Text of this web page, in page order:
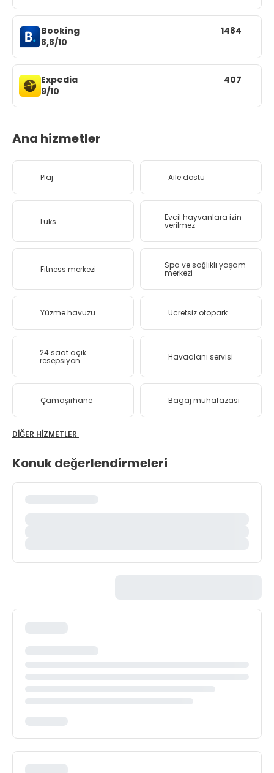
Booking
8,8/10
1484
Expedia
9/10
407
Ana hizmetler
Plaj Aile dostu
Lüks Evcil hayvanlara izin
verilmez
Fitness merkezi Spa ve sağlıklı yaşam
merkezi
Yüzme havuzu Ücretsiz otopark
24 saat açık
resepsiyon Havaalanı servisi
Çamaşırhane Bagaj muhafazası
DIĞER HIZMETLER
Konuk değerlendirmeleri